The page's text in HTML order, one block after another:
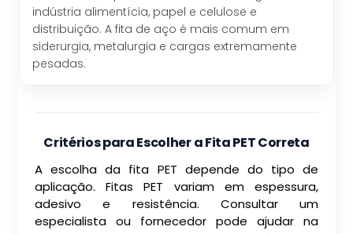
indústria alimentícia, papel e celulose e
distribuição. A fita de aço é mais comum em
siderurgia, metalurgia e cargas extremamente
pesadas.
Critérios para Escolher a Fita PET Correta
A escolha da fita PET depende do tipo de
aplicação. Fitas PET variam em espessura,
adesivo e resistência. Consultar um
especialista ou fornecedor pode ajudar na